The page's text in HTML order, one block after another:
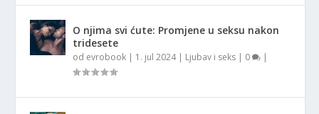
O njima svi ćute: Promjene u seksu nakon
tridesete
od evrobook | 1. jul 2024| Ljubav i seks | 0 |